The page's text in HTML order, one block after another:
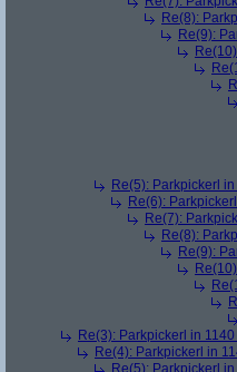
Re(8):
Re(9):
Re(5): Parkpickerl
Re(6):
Re(7):
Re(8):
Re(9):
Re(3): Parkpickerl in 1140
Re(4): Parkpickerl in
Re(5): Parkpickerl